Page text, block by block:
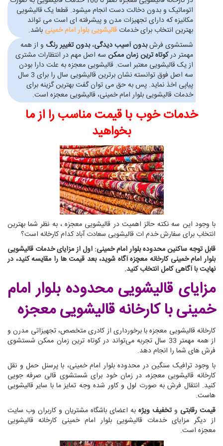
اتوماتیک و بدون دخالت دست انجام میشود. قطعا یک قالیشویی
مکانیزه که دارای تجهیزات مدن و پیشرفته ای است می تواند
بهترین انتخاب برای خدمات قالیشویی بلوار امام خمینی باشد.
شستشوی فرشبدون آسیب دیدگی،بدون تغییر رنگ و از همه
مهمتر درکوتاه ترین زمان ممکن سه اصل مهم در انتظارات مشتری
از یک قالیشویی معتبر است. قالیشویی معجزه به علت دارا بودن
سه اصل فوق توانسته نشان برترین قالیشویی سال را برای 3 سال
پیاپی اخذ نماید. پس به حق می توان گفت بهترین گزینه برای
خدمات قالیشویی بلوار امام خمینی، قالیشویی معجزه است.
خدمات خوب با قیمت مناسب را از ما
بخواهید
با وجود این سه نکته حائز اهمیت در قالیشویی معجزه ، به نظر شما بهترین
انتخاب برای سفارش خدم ات قالیشویی سعادت آباد کدام کارخانه است؟
قابل توجه ساکنین محدوده بلوار امام خمینی: اول از مزایای خدمات قالیشویی
بلوار امام خمینی کارخانه معچزه آگاه شوید، بعد قیمت ها را مقایسه کنید، در
نهایت با آگاهی کامل انتخاب کنید.
مزایای قالیشویی محدوده بلوار امام
خمینیبا کارخانه قالیشویی معجزه
کارخانه قالیشویی معجزه با برخورداری از کادری متخصص، تجهیزاتی مدرن و
از همه مهمتر 33 سال تجربه می‌تواند در کوتاه ترین زمان ممکن شستشوی
فرش های شما را انجام دهد.
با وجود ترافیک سنگین در محدوده بلوار امام خمینی، با پرسنل حمل و نقل
کارخانه قالیشویی معجزه، در زمان خود برای شستشوی قالی صرفه جویی
کنید. انتقال فرش به صورت لول و کاور شده وجه تمایز ما با سایر قالیشویی
هاست.
قیمت رقابتی وتخفیف ویژه به اعضای باشگاه مشتریان و کاربران وب سایت
از دیگر مزایای خدمات قالیشویی بلوار امام خمینی کارخانه قالیشویی
معجزه است.